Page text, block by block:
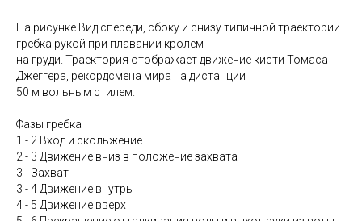
На рисунке Вид спереди, сбоку и снизу типичной траектории
гребка рукой при плавании кролем
на груди. Траектория отображает движение кисти Томаса
Джеггера, рекордсмена мира на дистанции
50 м вольным стилем.
Фазы гребка
1 - 2 Вход и скольжение
2 - 3 Движение вниз в положение захвата
3 - Захват
3 - 4 Движение внутрь
4 - 5 Движение вверх